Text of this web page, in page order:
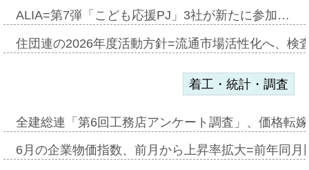
ALIA=第7弾「こども応援PJ」3社が新たに参加…
住団連の2026年度活動方針=流通市場活性化へ、検
着工・統計・調査
全建総連「第6回工務店アンケート調査」、価格転
6月の企業物価指数、前月から上昇率拡大=前年同